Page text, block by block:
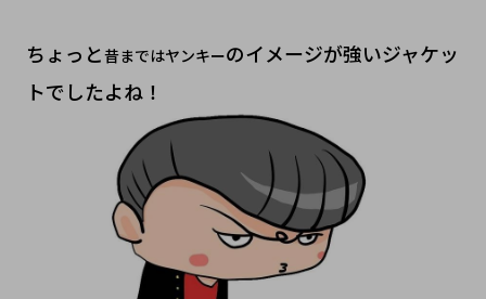
ちょっと昔まではヤンキーのイメージが強いジャケッ
トでしたよね！